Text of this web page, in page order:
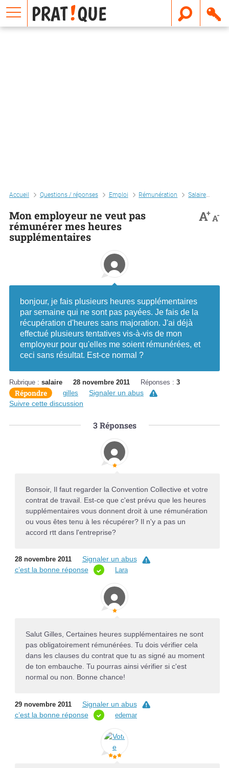
Accueil Questions / réponses Emploi Rémunération Salaire
Mon employeur ne veut pas
rémunérer mes heures
supplémentaires
A+A-
bonjour, je fais plusieurs heures supplémentaires
par semaine qui ne sont pas payées. Je fais de la
récupération d'heures sans majoration. J'ai déjà
effectué plusieurs tentatives vis-à-vis de mon
employeur pour qu'elles me soient rémunérées, et
ceci sans résultat. Est-ce normal ?
Rubrique : salaire 28 novembre 2011 Réponses : 3
Répondre gilles
Signaler un abus
Suivre cette discussion
3Réponses
Bonsoir, Il faut regarder la Convention Collective et votre
contrat de travail. Est-ce que c'est prévu que les heures
supplémentaires vous donnent droit à une rémunération
ou vous êtes tenu à les récupérer? Il n'y a pas un
accord rtt dans l'entreprise?
28 novembre 2011
Signaler un abus
c’est la bonne réponse
Lara
Salut Gilles, Certaines heures supplémentaires ne sont
pas obligatoirement rémunérées. Tu dois vérifier cela
dans les clauses du contrat que tu as signé au moment
de ton embauche. Tu pourras ainsi vérifier si c'est
normal ou non. Bonne chance!
29 novembre 2011
Signaler un abus
c’est la bonne réponse
edemar
E
m
a